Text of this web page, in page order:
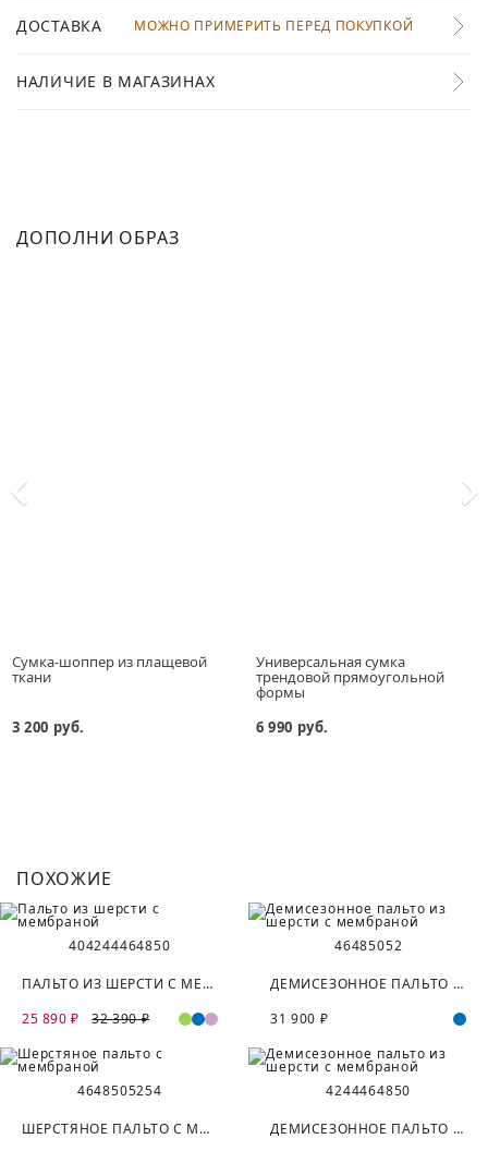
ДОСТАВКА МОЖНО ПРИМЕРИТЬ ПЕРЕД ПОКУПКОЙ
НАЛИЧИЕ В МАГАЗИНАХ
ДОПОЛНИ ОБРАЗ
Сумка-шоппер из плащевой
ткани
3 200 руб.
Универсальная сумка
трендовой прямоугольной
формы
6 990 руб.
ПОХОЖИЕ
404244464850
ПАЛЬТО ИЗ ШЕРСТИ С МЕМБРАНОЙ
25 890 ₽
32 390 ₽
46485052
ДЕМИСЕЗОННОЕ ПАЛЬТО ИЗ ШЕРСТИ С МЕМБРАНОЙ
31 900 ₽
4648505254
ШЕРСТЯНОЕ ПАЛЬТО С МЕМБРАНОЙ
4244464850
ДЕМИСЕЗОННОЕ ПАЛЬТО ИЗ ШЕРСТИ С МЕМБРАНОЙ